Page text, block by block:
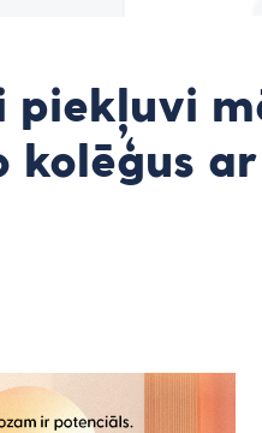
piekļuvi
kolēģus